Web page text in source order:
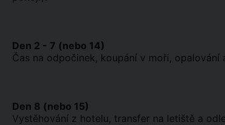
Den 2 - 7 (nebo 14)
Čas na odpočinek, koupání v moři, opalování
Den 8 (nebo 15)
Vystěhování z hotelu, transfer na letiště a